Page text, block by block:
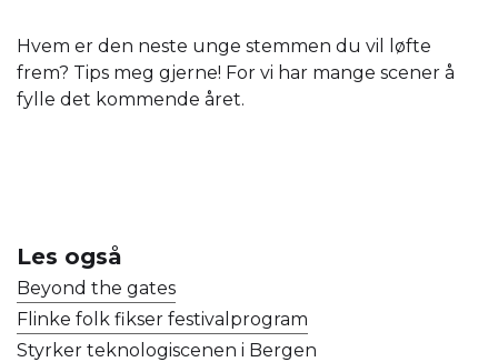
Hvem er den neste unge stemmen du vil løfte
frem? Tips meg gjerne! For vi har mange scener å
fylle det kommende året.
Les også
Beyond the gates
Flinke folk fikser festivalprogram
Styrker teknologiscenen i Bergen